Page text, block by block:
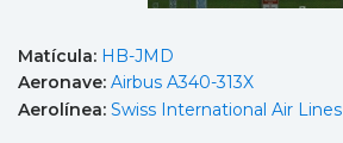
Matícula: HB-JMD
Aeronave: Airbus A340-313X
Aerolínea: Swiss International Air Lines